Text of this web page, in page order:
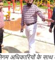
अधिकारियों के साथ